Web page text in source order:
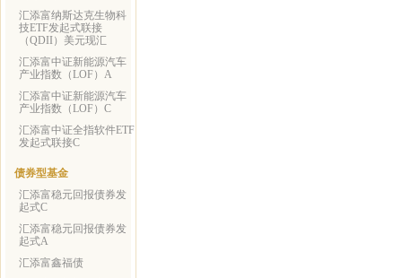
汇添富纳斯达克生物科
技ETF发起式联接
（QDII）美元现汇
汇添富中证新能源汽车
产业指数（LOF）A
汇添富中证新能源汽车
产业指数（LOF）C
汇添富中证全指软件ETF
发起式联接C
债券型基金
汇添富稳元回报债券发
起式C
汇添富稳元回报债券发
起式A
汇添富鑫福债